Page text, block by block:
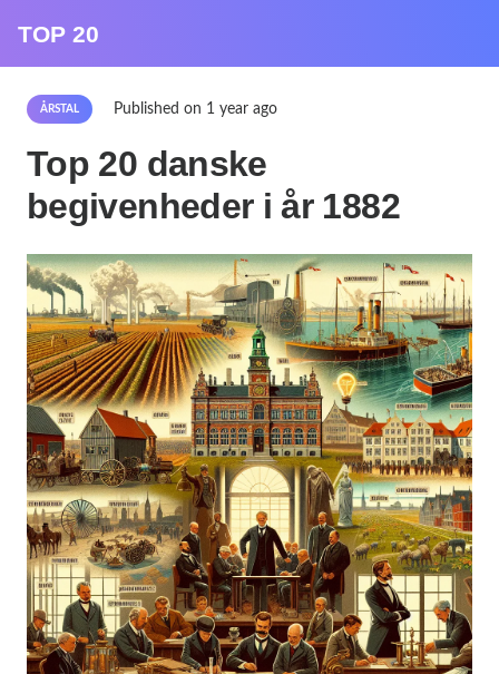
TOP 20
ÅRSTAL Published on 1 year ago
Top 20 danske
begivenheder i år 1882